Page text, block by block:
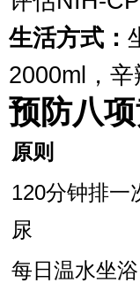
生活方式：
2000ml，辛
预防八
原则
120分钟排一
尿
每日温水坐浴